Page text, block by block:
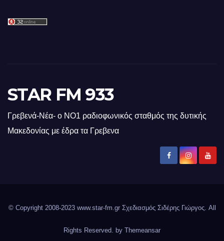
STAR FM 933
Γρεβενά-Νέα- ο ΝΟ1 ραδιοφωνικός σταθμός της δυτικής
Μακεδονίας με έδρα τα Γρεβενα
© Copyright 2008-2023 www.star-fm.gr Σχεδιασμός Σιδέρης Γιώργος. All
Rights Reserved. by Themeansar